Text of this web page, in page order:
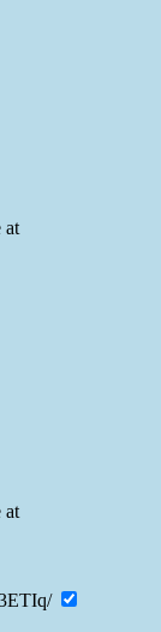
at
at